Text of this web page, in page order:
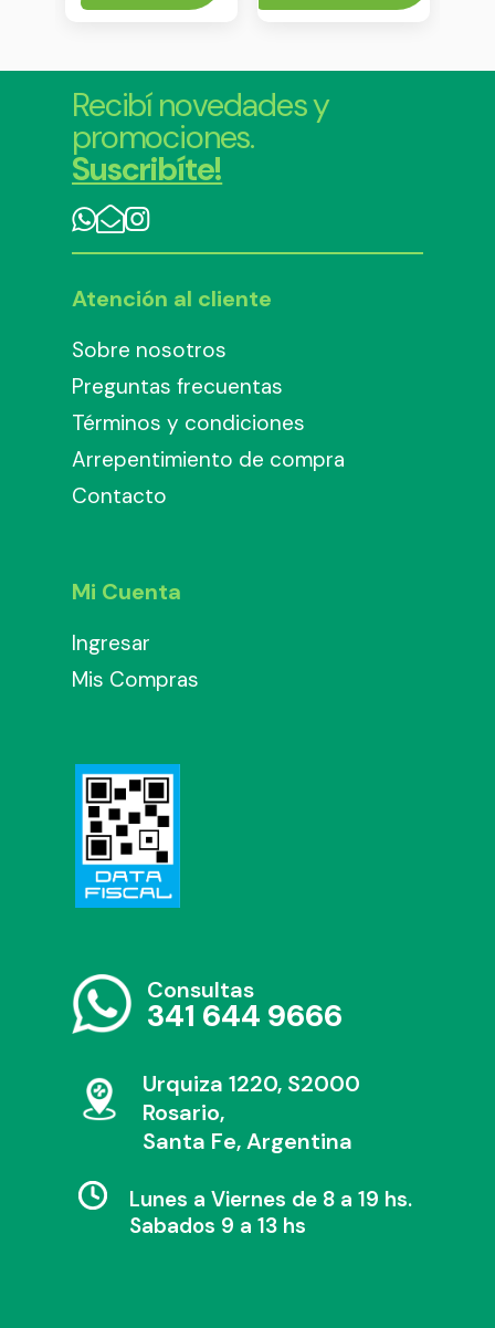
Recibí novedades y
promociones.
Suscribíte!
Atención al cliente
Sobre nosotros
Preguntas frecuentas
Términos y condiciones
Arrepentimiento de compra
Contacto
Mi Cuenta
Ingresar
Mis Compras
Consultas
341 644 9666
Urquiza 1220, S2000
Rosario,
Santa Fe, Argentina
Lunes a Viernes de 8 a 19 hs.
Sabados 9 a 13 hs